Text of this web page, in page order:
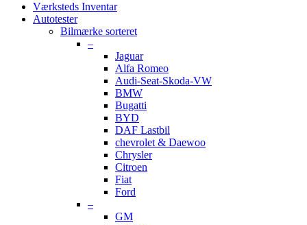
Værksteds Inventar
Autotester
Bilmærke sorteret
–
Jaguar
Alfa Romeo
Audi-Seat-Skoda-VW
BMW
Bugatti
BYD
DAF Lastbil
chevrolet & Daewoo
Chrysler
Citroen
Fiat
Ford
–
GM